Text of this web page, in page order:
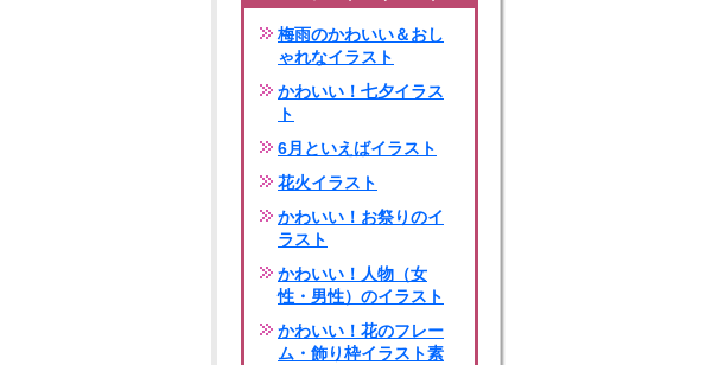
梅雨のかわいい＆おし
ゃれなイラスト
かわいい！七夕イラス
ト
6月といえばイラスト
花火イラスト
かわいい！お祭りのイ
ラスト
かわいい！人物（女
性・男性）のイラスト
かわいい！花のフレー
ム・飾り枠イラスト素